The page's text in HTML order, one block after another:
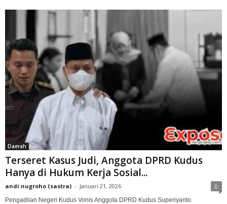
Daerah
Terseret Kasus Judi, Anggota DPRD Kudus
Hanya di Hukum Kerja Sosial...
andi nugroho (sastra) - Januari 21, 2026 0
Pengadilan Negeri Kudus Vonis Anggota DPRD Kudus Superiyanto.